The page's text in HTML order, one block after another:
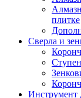
плитке
Сверла и
Инструмент